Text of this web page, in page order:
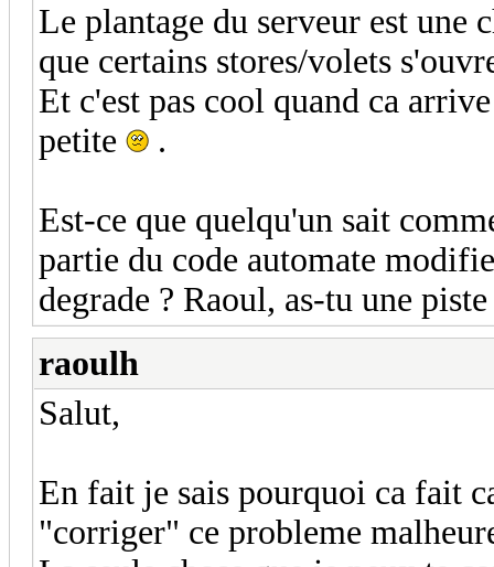
Le plantage du serveur est une
que certains stores/volets
Et c'est pas cool quand ca
petite
.
Est-ce que quelqu'un sait
partie du code automate
degrade ? Raoul, as-tu une piste
raoulh
Salut,
En fait je sais pourquoi ca fait
"corriger" ce probleme